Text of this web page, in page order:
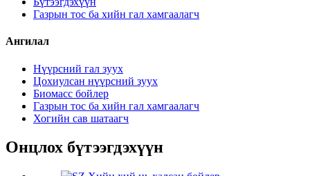
Газрын тос ба хийн гал хамгаалагч
Ангилал
Нүүрсний гал зуух
Цохиулсан нүүрсний зуух
Биомасс бойлер
Газрын тос ба хийн гал хамгаалагч
Хогийн сав шатаагч
Онцлох бүтээгдэхүүн